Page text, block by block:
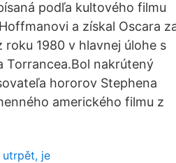
podľa kultového filmu
a získal Oscara
roku 1980 v hlavnej úlohe s
Torrancea.Bol nakrútený
hororov Stephena
amerického filmu z
utrpět, je